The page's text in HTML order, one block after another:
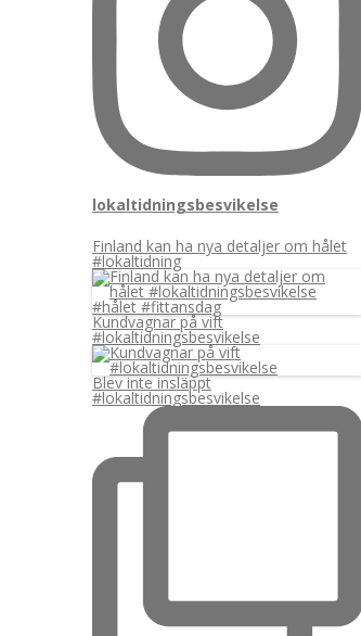
lokaltidningsbesvikelse
Finland kan ha nya detaljer om hålet
#lokaltidning
Kundvagnar på vift
#lokaltidningsbesvikelse
Blev inte insläppt
#lokaltidningsbesvikelse